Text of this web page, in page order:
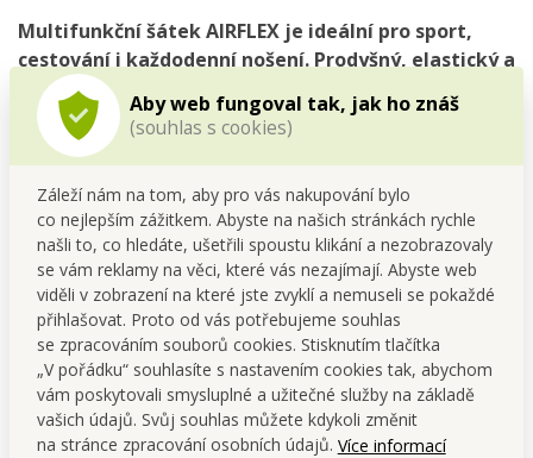
Aby web fungoval tak, jak ho znáš
(souhlas s cookies)
Záleží nám na tom, aby pro vás nakupování bylo
co nejlepším zážitkem. Abyste na našich stránkách rychle
našli to, co hledáte, ušetřili spoustu klikání a nezobrazovaly
se vám reklamy na věci, které vás nezajímají. Abyste web
viděli v zobrazení na které jste zvyklí a nemuseli se pokaždé
přihlašovat. Proto od vás potřebujeme souhlas
se zpracováním souborů cookies. Stisknutím tlačítka
„V pořádku“ souhlasíte s nastavením cookies tak, abychom
vám poskytovali smysluplné a užitečné služby na základě
vašich údajů. Svůj souhlas můžete kdykoli změnit
na stránce zpracování osobních údajů. Více informací
Multifunkční šátek AIRFLEX je ideální pro sport,
cestování i každodenní nošení. Prodyšný, elastický a
pohodlný tubusový tvar ti umožní zakrýt ústa i nos,
ochránit se před chladem, sluncem i potem. Lze
nosit jako čelenku, šátek, kuklu i čepici. Perte na
30 °C.
Multifunkční šátek:
• chrání před sluncem
• je prodyšný a dobře odvádí vlhkost
• při sportu zabrání stékání potu do obličeje
• v zimě chrání proti větru a prochladnutí
• ideální jako první vrstva pod cyklistickou, motorkářskou
nebo lyžařskou helmu